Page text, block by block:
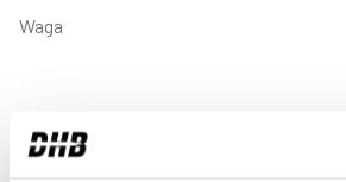
Waga